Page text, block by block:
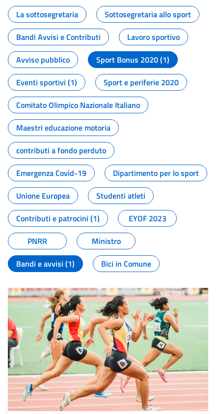
La sottosegretaria
Sottosegretaria allo sport
Bandi Avvisi e Contributi
Lavoro sportivo
Avviso pubblico
Sport Bonus 2020 (1)
Eventi sportivi (1)
Sport e periferie 2020
Comitato Olimpico Nazionale Italiano
Maestri educazione motoria
contributi a fondo perduto
Emergenza Covid-19
Dipartimento per lo sport
Unione Europea
Studenti atleti
Contributi e patrocini (1)
EYOF 2023
PNRR
Ministro
Bandi e avvisi (1)
Bici in Comune